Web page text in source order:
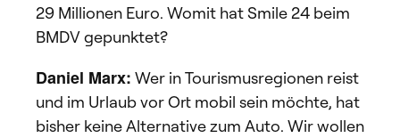
29 Millionen Euro. Womit hat Smile 24 beim
BMDV gepunktet?
Daniel Marx: Wer in Tourismusregionen reist
und im Urlaub vor Ort mobil sein möchte, hat
bisher keine Alternative zum Auto. Wir wollen